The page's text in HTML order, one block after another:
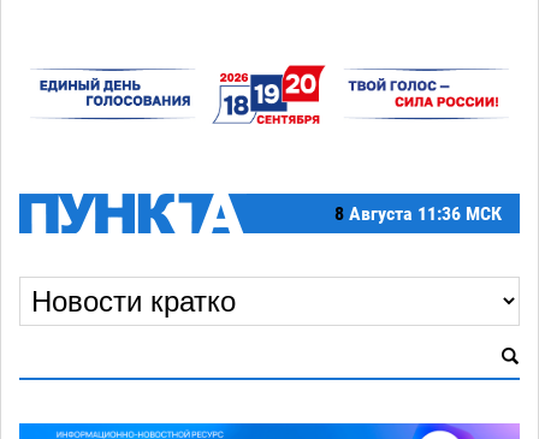
8 Августа 11:36 МСК